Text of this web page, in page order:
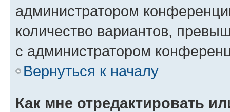
администратором
количество вариантов,
с администратором
Вернуться к началу
Как мне отредактировать